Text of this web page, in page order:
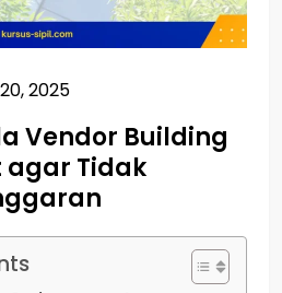
2025
Vendor Building
Tidak